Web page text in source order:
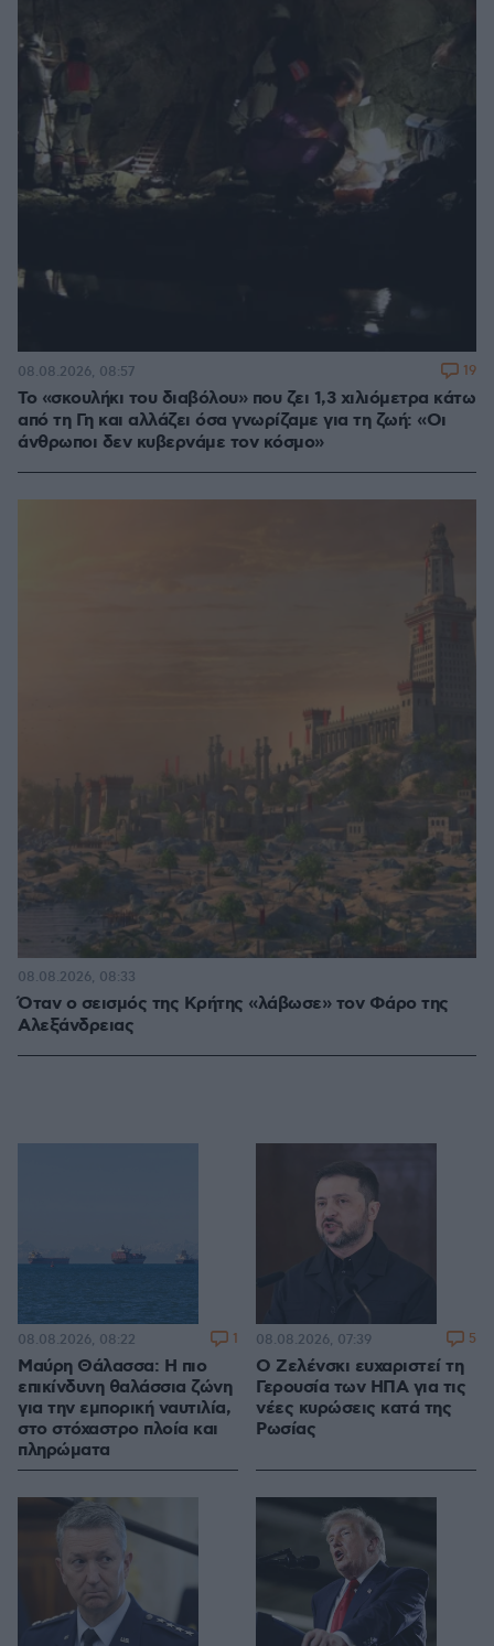
Το «σκουλήκι του διαβόλου» που ζει 1,3 χιλιόμετρα κάτω
από τη Γη και αλλάζει όσα γνωρίζαμε για τη ζωή: «Οι
άνθρωποι δεν κυβερνάμε τον κόσμο»
08.08.2026, 08:57 19
Όταν ο σεισμός της Κρήτης «λάβωσε» τον Φάρο της
Αλεξάνδρειας
08.08.2026, 08:33
Μαύρη Θάλασσα: Η πιο
επικίνδυνη θαλάσσια ζώνη
για την εμπορική ναυτιλία,
στο στόχαστρο πλοία και
πληρώματα
08.08.2026, 08:22 1
Ο Ζελένσκι ευχαριστεί τη
Γερουσία των ΗΠΑ για τις
νέες κυρώσεις κατά της
Ρωσίας
08.08.2026, 07:39 5